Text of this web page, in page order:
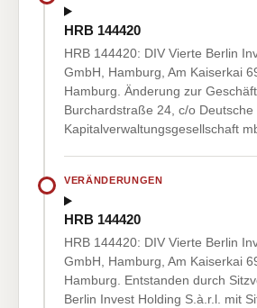
HRB 144420
HRB 144420: DIV Vierte Berlin
GmbH, Hamburg, Am Kaiserkai
Hamburg. Änderung zur
Burchardstraße 24, c/o
Kapitalverwaltungsgesellschaft
VERÄNDERUNGEN
HRB 144420
HRB 144420: DIV Vierte Berlin
GmbH, Hamburg, Am Kaiserkai
Hamburg. Entstanden durch
Berlin Invest Holding S.à.r.l. mit